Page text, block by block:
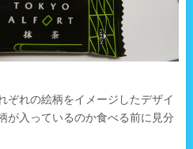
ぞれの絵柄をイメージしたデザイ
が入っているのか食べる前に見分